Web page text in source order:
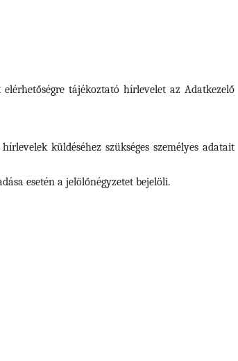
tájékoztató hírlevelet az Adatkezelő
küldéséhez szükséges személyes adatait
esetén a jelölőnégyzetet bejelöli.